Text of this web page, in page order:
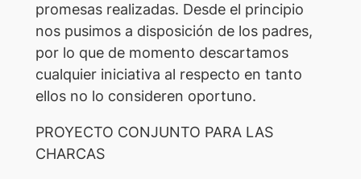
promesas realizadas. Desde el principio
nos pusimos a disposición de los padres,
por lo que de momento descartamos
cualquier iniciativa al respecto en tanto
ellos no lo consideren oportuno.
PROYECTO CONJUNTO PARA LAS
CHARCAS